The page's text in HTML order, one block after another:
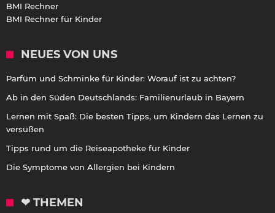
BMI Rechner
BMI Rechner für Kinder
NEUES VON UNS
Parfüm und Schminke für Kinder: Worauf ist zu achten?
Ab in den Süden Deutschlands: Familienurlaub in Bayern
Lernen mit Spaß: Die besten Tipps, um Kindern das Lernen zu
versüßen
Tipps rund um die Reiseapotheke für Kinder
Die Symptome von Allergien bei Kindern
❤ THEMEN